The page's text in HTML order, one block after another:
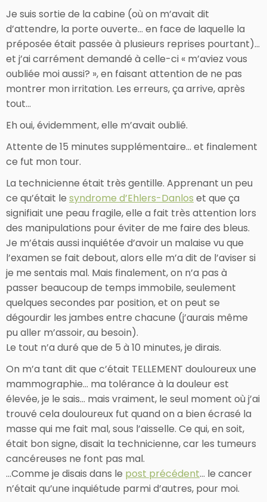
Je suis sortie de la cabine (où on m’avait dit
d’attendre, la porte ouverte… en face de laquelle la
préposée était passée à plusieurs reprises pourtant)…
et j’ai carrément demandé à celle-ci « m’aviez vous
oubliée moi aussi? », en faisant attention de ne pas
montrer mon irritation. Les erreurs, ça arrive, après
tout…
Eh oui, évidemment, elle m’avait oublié.
Attente de 15 minutes supplémentaire… et finalement
ce fut mon tour.
La technicienne était très gentille. Apprenant un peu
ce qu’était le syndrome d’Ehlers-Danlos et que ça
signifiait une peau fragile, elle a fait très attention lors
des manipulations pour éviter de me faire des bleus.
Je m’étais aussi inquiétée d’avoir un malaise vu que
l’examen se fait debout, alors elle m’a dit de l’aviser si
je me sentais mal. Mais finalement, on n’a pas à
passer beaucoup de temps immobile, seulement
quelques secondes par position, et on peut se
dégourdir les jambes entre chacune (j’aurais même
pu aller m’assoir, au besoin).
Le tout n’a duré que de 5 à 10 minutes, je dirais.
On m’a tant dit que c’était TELLEMENT douloureux une
mammographie… ma tolérance à la douleur est
élevée, je le sais… mais vraiment, le seul moment où j’ai
trouvé cela douloureux fut quand on a bien écrasé la
masse qui me fait mal, sous l’aisselle. Ce qui, en soit,
était bon signe, disait la technicienne, car les tumeurs
cancéreuses ne font pas mal.
…Comme je disais dans le post précédent… le cancer
n’était qu’une inquiétude parmi d’autres, pour moi.